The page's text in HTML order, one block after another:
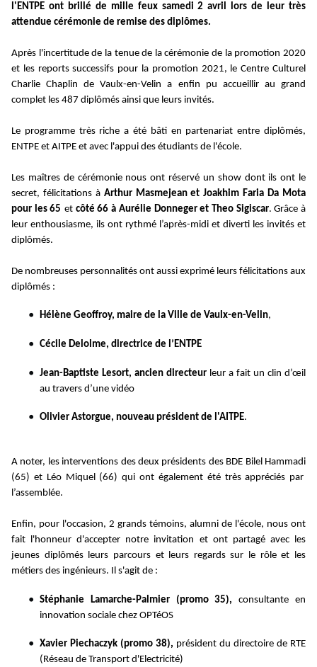
l'ENTPE ont brillé de mille feux samedi 2 avril lors de leur très
attendue cérémonie de remise des diplômes.
Après l'incertitude de la tenue de la cérémonie de la promotion 2020
et les reports successifs pour la promotion 2021, le Centre Culturel
Charlie Chaplin de Vaulx-en-Velin a enfin pu accueillir au grand
complet les 487 diplômés ainsi que leurs invités.
Le programme très riche a été bâti en partenariat entre diplômés,
ENTPE et AITPE et avec l'appui des étudiants de l'école.
Les maîtres de cérémonie nous ont réservé un show dont ils ont le
secret, félicitations à Arthur Masmejean etJoakhim Faria Da Mota
pour les 65 et côté 66 à Aurélie Donnegeret Theo Sigiscar. Grâce à
leur enthousiasme, ils ont rythmé l’après-midi et diverti les invités et
diplômés.
De nombreuses personnalités ont aussi exprimé leurs félicitations aux
diplômés :
Hélène Geoffroy, maire de la Ville de Vaulx-en-Velin,
Cécile Delolme, directrice de l’ENTPE
Jean-Baptiste Lesort, ancien directeur leur a fait un clin d’œil
au travers d’une vidéo
Olivier Astorgue, nouveau président de l'AITPE.
A noter, les interventions des deux présidents des BDE Bilel Hammadi
(65) et Léo Miquel (66) qui ont également été très appréciés par
l’assemblée.
Enfin, pour l'occasion, 2 grands témoins, alumni de l'école, nous ont
fait l'honneur d'accepter notre invitation et ont partagé avec les
jeunes diplômés leurs parcours et leurs regards sur le rôle et les
métiers des ingénieurs. Il s'agit de :
Stéphanie Lamarche-Palmier (promo 35), consultante en
innovation sociale chez OPTéOS
Xavier Piechaczyk (promo 38), président du directoire de RTE
(Réseau de Transport d'Electricité)